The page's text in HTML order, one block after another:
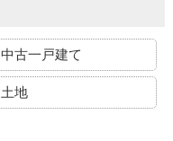
中古一戸建て
土地